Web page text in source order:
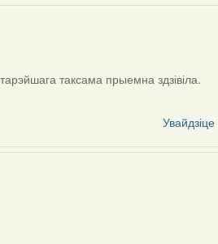
таксама прыемна здзівіла.
Увайдзіце